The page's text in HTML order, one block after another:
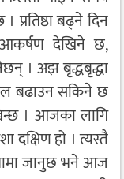
बढ्ने दिन
देखिने छ,
। अझ बृद्धबृद्धा
बढाउन सकिने छ
। आजका लागि
दक्षिण हो । त्यस्तै
जानुछ भने आज